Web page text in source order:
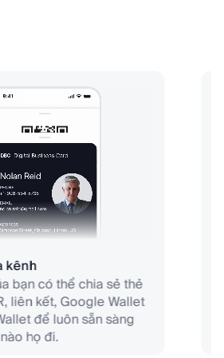
kênh
bạn có thể chia sẻ thẻ
liên kết, Google Wallet
để luôn sẵn sàng
họ đi.